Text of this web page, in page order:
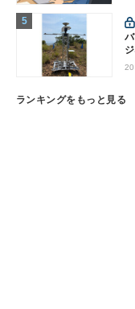
ランキングをもっと見る